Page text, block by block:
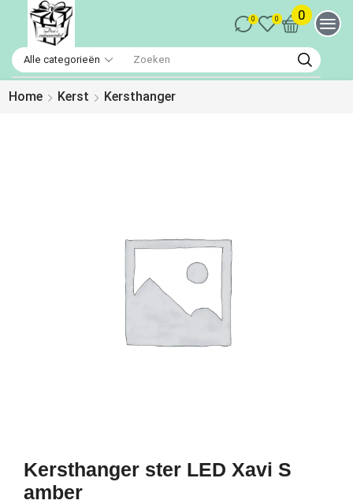
0 0 0
Home Kerst Kersthanger
Kersthanger ster LED Xavi S
amber